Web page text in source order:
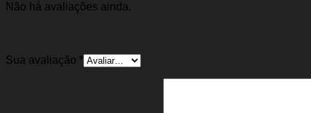
Não há avaliações ainda.
Sua avaliação *